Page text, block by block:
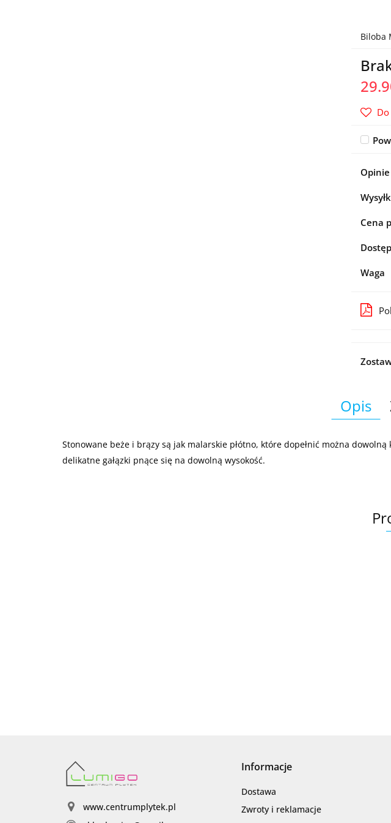
Biloba
Opinie
Cena
Waga
Opis
Stonowane beże i brązy są jak malarskie płótno, które dopełnić można
delikatne gałązki pnące się na dowolną wysokość.
www.centrumplytek.pl
Informacje
Dostawa
Zwroty i reklamacje